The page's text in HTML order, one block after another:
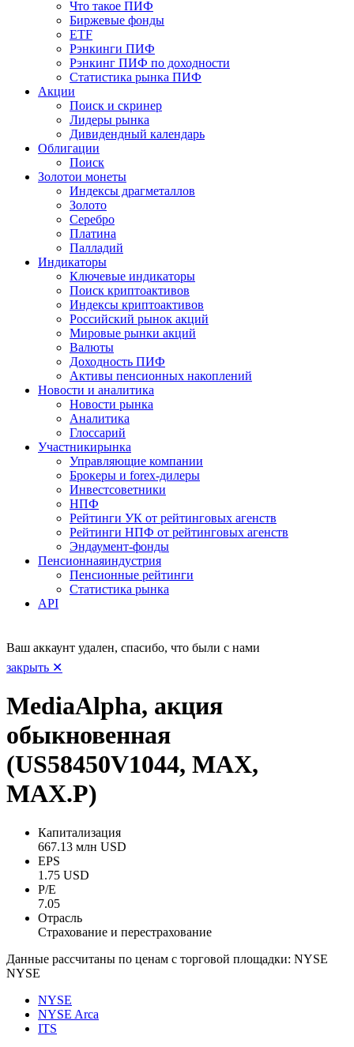
Что такое ПИФ
Биржевые фонды
ETF
Рэнкинги ПИФ
Рэнкинг ПИФ по доходности
Статистика рынка ПИФ
Акции
Поиск и скринер
Лидеры рынка
Дивидендный календарь
Облигации
Поиск
Золотои монеты
Индексы драгметаллов
Золото
Серебро
Платина
Палладий
Индикаторы
Ключевые индикаторы
Поиск криптоактивов
Индексы криптоактивов
Российский рынок акций
Мировые рынки акций
Валюты
Доходность ПИФ
Активы пенсионных накоплений
Новости и аналитика
Новости рынка
Аналитика
Глоссарий
Участникирынка
Управляющие компании
Брокеры и forex-дилеры
Инвестсоветники
НПФ
Рейтинги УК от рейтинговых агенств
Рейтинги НПФ от рейтинговых агенств
Эндаумент-фонды
Пенсионнаяиндустрия
Пенсионные рейтинги
Статистика рынка
API
Ваш аккаунт удален, спасибо, что были с нами
закрыть ✕
MediaAlpha, акция
обыкновенная
(US58450V1044, MAX,
MAX.P)
Капитализация
667.13 млн USD
EPS
1.75 USD
P/E
7.05
Отрасль
Страхование и перестрахование
Данные рассчитаны по ценам с торговой площадки: NYSE
NYSE
NYSE
NYSE Arca
ITS